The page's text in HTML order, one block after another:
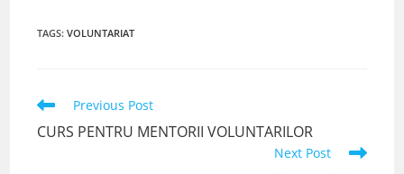
TAGS:VOLUNTARIAT
Read
articles
Previous Post
CURS PENTRU MENTORII VOLUNTARILOR
Next Post